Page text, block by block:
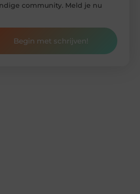
community. Meld je nu
Begin met schrijven!